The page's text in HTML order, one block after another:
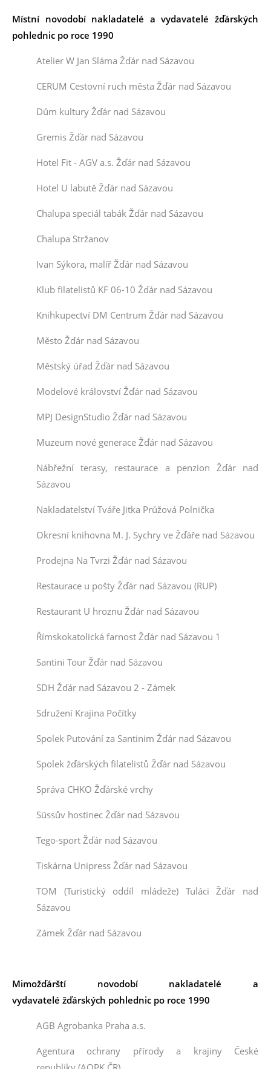
Místní novodobí nakladatelé a vydavateléžďárských
pohlednic po roce 1990
Atelier W Jan Sláma Žďár nad Sázavou
CERUM Cestovní ruch města Žďár nad Sázavou
Dům kultury Žďár nad Sázavou
Gremis Žďár nad Sázavou
Hotel Fit - AGV a.s. Žďár nad Sázavou
Hotel U labutě Žďár nad Sázavou
Chalupa speciál tabák Žďár nad Sázavou
Chalupa Stržanov
Ivan Sýkora, malíř Žďár nad Sázavou
Klub filatelistů KF 06-10 Žďár nad Sázavou
Knihkupectví DM Centrum Žďár nad Sázavou
Město Žďár nad Sázavou
Městský úřad Žďár nad Sázavou
Modelové království Žďár nad Sázavou
MPJ DesignStudio Žďár nad Sázavou
Muzeum nové generace Žďár nad Sázavou
Nábřežní terasy, restaurace a penzion Žďár nad
Sázavou
Nakladatelství Tváře Jitka Průžová Polnička
Okresní knihovna M. J. Sychry ve Žďáře nad Sázavou
Prodejna Na Tvrzi Žďár nad Sázavou
Restaurace u pošty Žďár nad Sázavou (RUP)
Restaurant U hroznu Žďár nad Sázavou
Římskokatolická farnost Žďár nad Sázavou 1
Santini Tour Žďár nad Sázavou
SDH Žďár nad Sázavou 2 - Zámek
Sdružení Krajina Počítky
Spolek Putování za Santinim Žďár nad Sázavou
Spolek žďárských filatelistů Žďár nad Sázavou
Správa CHKO Žďárské vrchy
Süssův hostinec Žďár nad Sázavou
Tego-sport Žďár nad Sázavou
Tiskárna Unipress Žďár nad Sázavou
TOM (Turistický oddíl mládeže) Tuláci Žďár nad
Sázavou
Zámek Žďár nad Sázavou
Mimožďárští novodobí nakladatelé a
vydavatelé žďárských pohlednic po roce 1990
AGB Agrobanka Praha a.s.
Agentura ochrany přírody a krajiny České